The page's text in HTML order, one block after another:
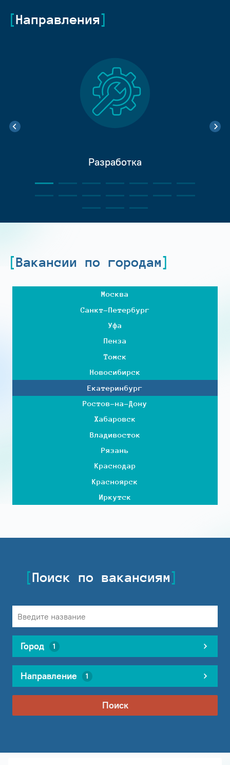
Направления
Разработка
Вакансии по городам
Москва
Санкт-Петербург
Уфа
Пенза
Томск
Новосибирск
Екатеринбург
Ростов-на-Дону
Хабаровск
Владивосток
Рязань
Краснодар
Красноярск
Иркутск
Поиск по вакансиям
Город 1
Направление 1
Поиск